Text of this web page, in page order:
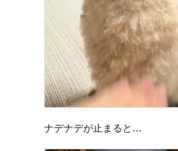
ナデナデが止まると…